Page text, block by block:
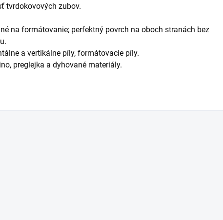
tvrdokovových zubov.
na formátovanie; perfektný povrch na oboch stranách bez
a vertikálne píly, formátovacie píly.
preglejka a dyhované materiály.